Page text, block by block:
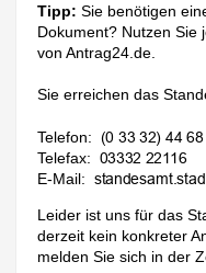
Tipp: Sie benötigen
Dokument? Nutzen
von Antrag24.de.
Sie erreichen das
Telefon:
Telefax:
E-Mail:
Leider ist uns für das
derzeit kein konkreter
melden Sie sich in der